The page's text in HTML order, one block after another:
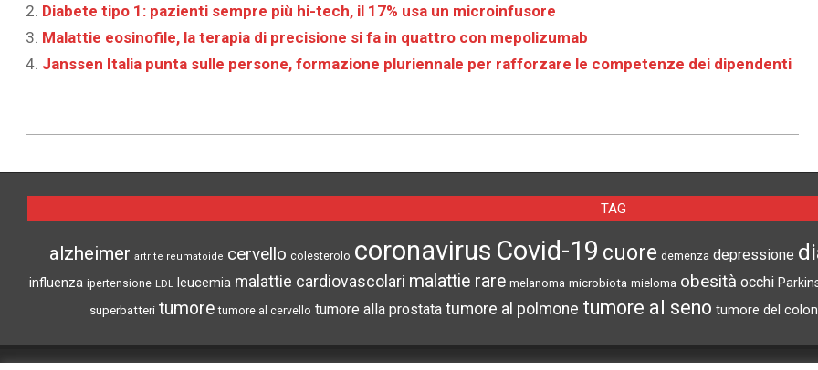
Diabete tipo 1: pazienti sempre più hi-tech, il 17% usa un microinfusore
Malattie eosinofile, la terapia di precisione si fa in quattro con mepolizumab
Janssen Italia punta sulle persone, formazione pluriennale per rafforzare le competenze dei dipendenti
TAG
alzheimer artrite reumatoide cervello colesterolo coronavirus Covid-19 cuore demenza depressione
influenza ipertensione LDL leucemia malattie cardiovascolari malattie rare melanoma microbiota mieloma obesità occhi
superbatteri tumore tumore al cervello tumore alla prostata tumore al polmone tumore al seno tumore del colon